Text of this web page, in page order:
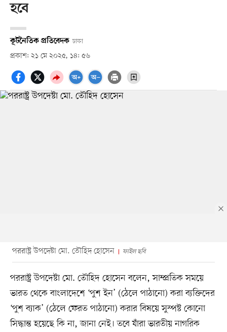
হবে
কূটনৈতিক প্রতিবেদক ঢাকা
প্রকাশ: ২১ মে ২০২৫, ১৪: ৫৬
পররাষ্ট্র উপদেষ্টা মো. তৌহিদ হোসেন ফাইল ছবি
পররাষ্ট্র উপদেষ্টা মো. তৌহিদ হোসেন বলেন, সাম্প্রতিক সময়ে
ভারত থেকে বাংলাদেশে ‘পুশ ইন’ (ঠেলে পাঠানো) করা ব্যক্তিদের
‘পুশ ব্যাক’ (ঠেলে ফেরত পাঠানো) করার বিষয়ে সুস্পষ্ট কোনো
সিদ্ধান্ত হয়েছে কি না, জানা নেই। তবে যাঁরা ভারতীয় নাগরিক